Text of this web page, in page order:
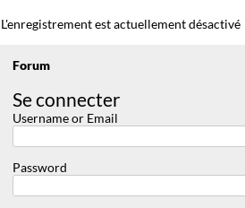
L'enregistrement est actuellement désactivé
Forum
Se connecter
Username or Email
Password